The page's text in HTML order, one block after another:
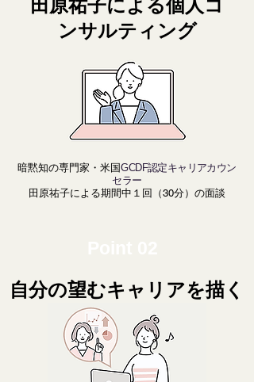
田原祐子による個人コ
ンサルティング
暗黙知の専門家・米国GCDF認定キャリアカウン
セラー
田原祐子による期間中１回（30分）の面談
自分の望むキャリアを描く